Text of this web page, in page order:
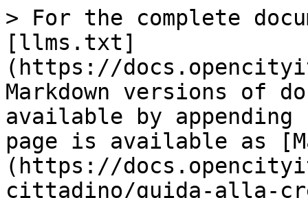
> For the complete
[llms.txt]
(https://
Markdown versions of
available by
page is available as
(https://
cittadino/guida-alla-